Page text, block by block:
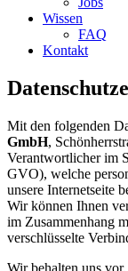
Wissen
FAQ
Kontakt
Mit den folgenden
GmbH,
Verantwortlicher im
GVO), welche
unsere Internetseite
Wir können Ihnen
im Zusammenhang
verschlüsselte
Wir behalten uns